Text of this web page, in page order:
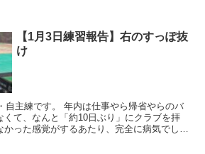
【1月3日練習報告】右のすっぽ抜
け
は仕事やら帰省やらのバ
くて、なんと「約10日ぶり」にクラブを拝
った感覚がするあたり、完全に病気でしょ